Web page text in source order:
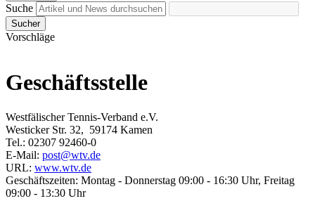
Suche
Sucher
Vorschläge
Geschäftsstelle
Westfälischer Tennis-Verband e.V.
Westicker Str. 32, 59174 Kamen
Tel.: 02307 92460-0
E-Mail: post@wtv.de
URL: www.wtv.de
Geschäftszeiten: Montag - Donnerstag 09:00 - 16:30 Uhr, Freitag
09:00 - 13:30 Uhr